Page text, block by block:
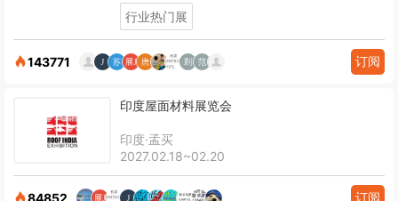
行业热门展
143771 订阅
印度屋面材料展览会
印度·孟买
2027.02.18~02.20
订阅